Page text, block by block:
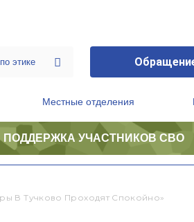
Местные отделения
ПОДДЕРЖКА УЧАСТНИКОВ СВО
В Тучково Проходят Спокойно»